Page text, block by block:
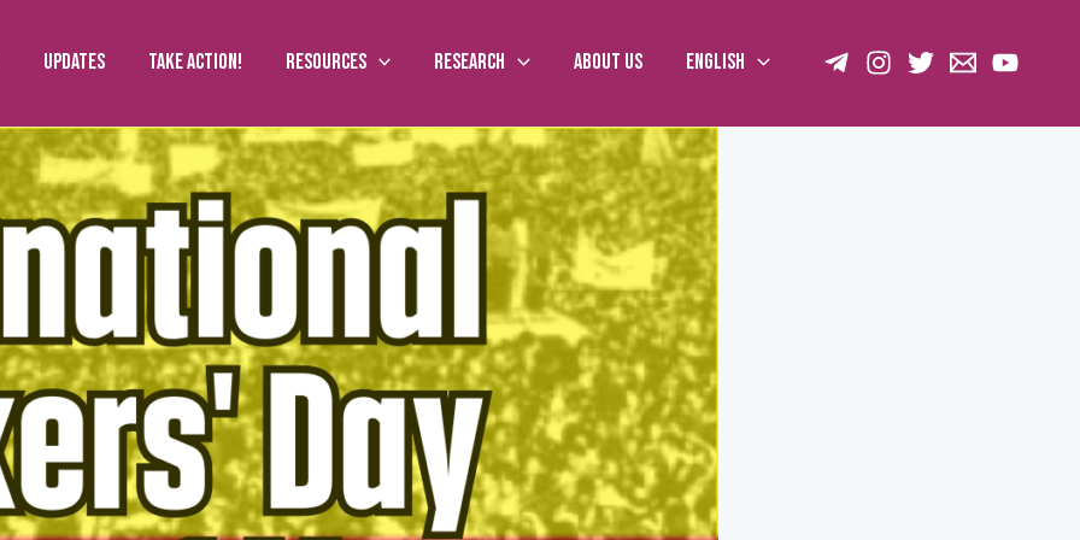
Updates Take action! Resources Research About us English